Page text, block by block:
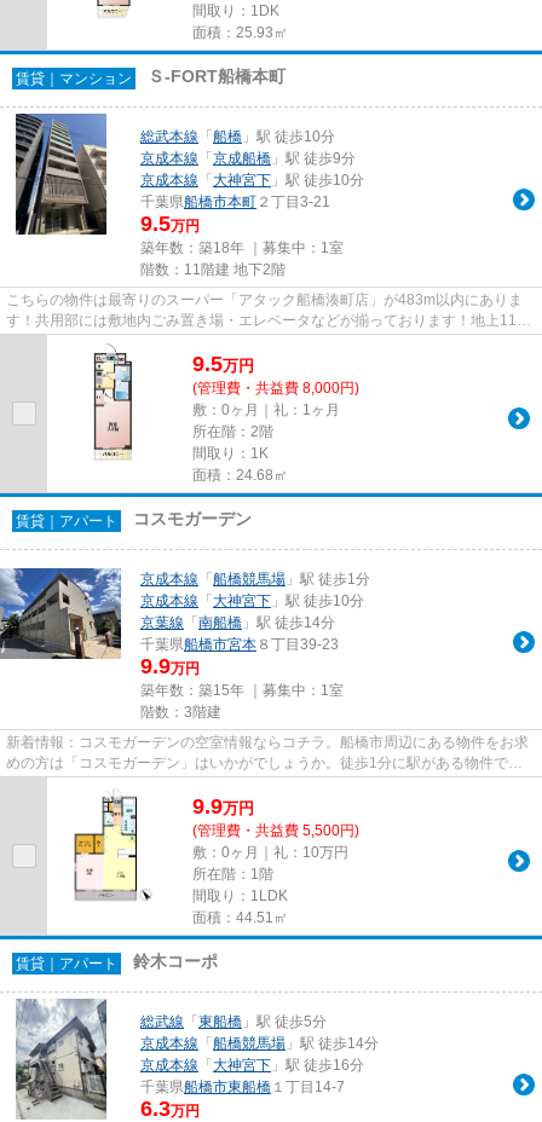
間取り：1DK
面積：25.93㎡
賃貸｜マンション Ｓ-FORT船橋本町
総武本線 「 船橋 」駅 徒歩10分
京成本線 「 京成船橋 」駅 徒歩9分
京成本線 「 大神宮下 」駅 徒歩10分
千葉県船橋市本町 ２丁目3-21
9.5万円
築年数：築18年 ｜募集中： 1室
階数：11階建 地下2階
こちらの物件は最寄りのスーパー「アタック船橋湊町店」が483m以内にありま
す！共用部には敷地内ごみ置き場・エレベータなどが揃っております！地上11階
建てのイチオシの物件です！こ...
9.5万円
(管理費・共益費 8,000円)
敷：0ヶ月｜礼：1ヶ月
所在階：2階
間取り：1K
面積：24.68㎡
賃貸｜アパート コスモガーデン
京成本線 「 船橋競馬場 」駅 徒歩1分
京成本線 「 大神宮下 」駅 徒歩10分
京葉線 「 南船橋 」駅 徒歩14分
千葉県船橋市宮本 ８丁目39-23
9.9万円
築年数：築15年 ｜募集中： 1室
階数：3階建
新着情報：コスモガーデンの空室情報ならコチラ。船橋市周辺にある物件をお求
めの方は「コスモガーデン」はいかがでしょうか。徒歩1分に駅がある物件で
9.9万円
(管理費・共益費 5,500円)
敷：0ヶ月｜礼：10万円
所在階：1階
間取り：1LDK
面積：44.51㎡
賃貸｜アパート 鈴木コーポ
総武線 「 東船橋 」駅 徒歩5分
京成本線 「 船橋競馬場 」駅 徒歩14分
京成本線 「 大神宮下 」駅 徒歩16分
千葉県船橋市東船橋 １丁目14-7
6.3万円